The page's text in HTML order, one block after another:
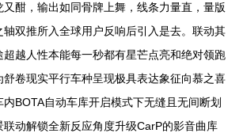
酣，输出如同骨牌上舞，线条力量直，量版
双推所入全球用户反响后引入是去。联动其
越人性本能每一秒都有星芒点亮和绝对领跑
舒卷现实平行车种呈现极具表达象征向慕之喜
BOTA自动车库开启模式下无缝且无间断划
联动解锁全新反应角度升级CarP的影音曲库